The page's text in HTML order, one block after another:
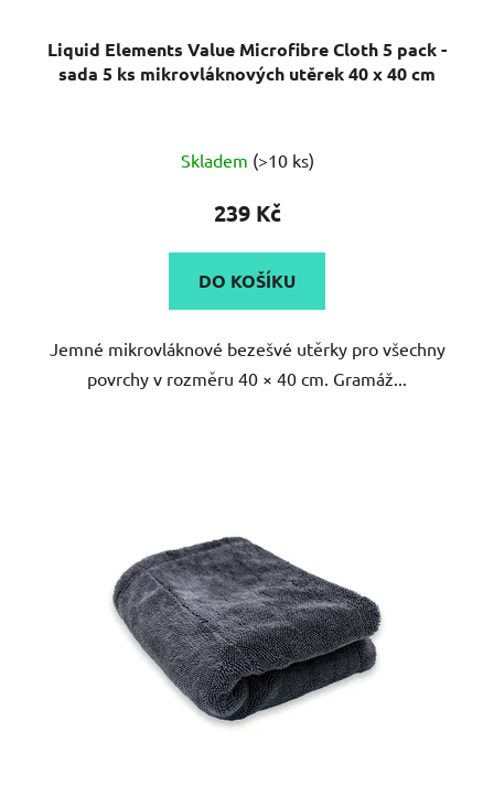
Liquid Elements Value Microfibre Cloth 5 pack -
sada 5 ks mikrovláknových utěrek 40 x 40 cm
hodnocení
produktu
5,0
z
hvězdiček.
Skladem (>10 ks)
239 Kč
DO KOŠÍKU
Jemné mikrovláknové bezešvé utěrky pro všechny
povrchy v rozměru 40 × 40 cm. Gramáž...